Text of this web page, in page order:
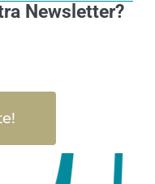
Newsletter?